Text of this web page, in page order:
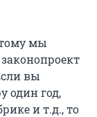
мы
вы
один год,
и т.д., то